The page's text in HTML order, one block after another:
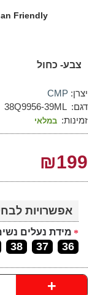
Friendly
צבע- כחול
יצרן: CMP
דגם: 38Q9956-39ML
זמינות: במלאי
₪199
אפשרויות
מידת נעלים
36
37
38
+